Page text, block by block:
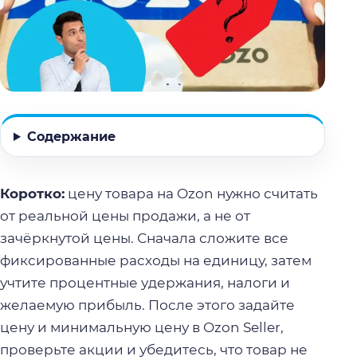
Содержание
Коротко: цену товара на Ozon нужно считать
от реальной цены продажи, а не от
зачёркнутой цены. Сначала сложите все
фиксированные расходы на единицу, затем
учтите процентные удержания, налоги и
желаемую прибыль. После этого задайте
цену и минимальную цену в Ozon Seller,
проверьте акции и убедитесь, что товар не